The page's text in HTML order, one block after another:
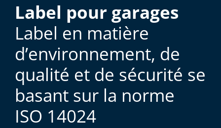
Label pour garages
Label en matière
d’environnement, de
qualité et de sécurité se
basant sur la norme
ISO 14024